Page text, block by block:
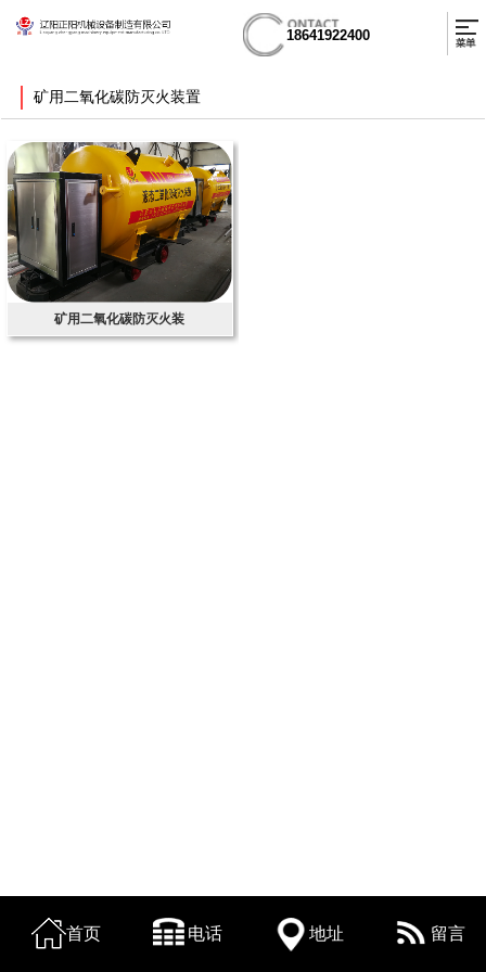
18641922400
矿用二氧化碳防灭火装置
矿用二氧化碳防灭火装
首页 电话 地址 留言